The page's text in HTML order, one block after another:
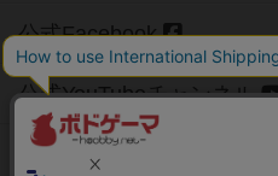
公式Facebook
公式YouTubeチャンネル